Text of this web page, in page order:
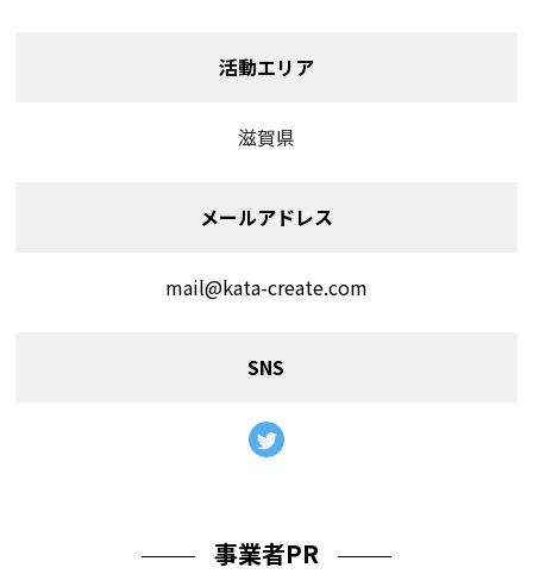
活動エリア
滋賀県
メールアドレス
mail@kata-create.com
SNS
事業者PR